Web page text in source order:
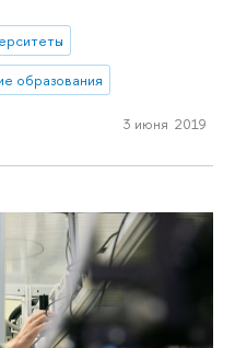
образования
3 июня 2019